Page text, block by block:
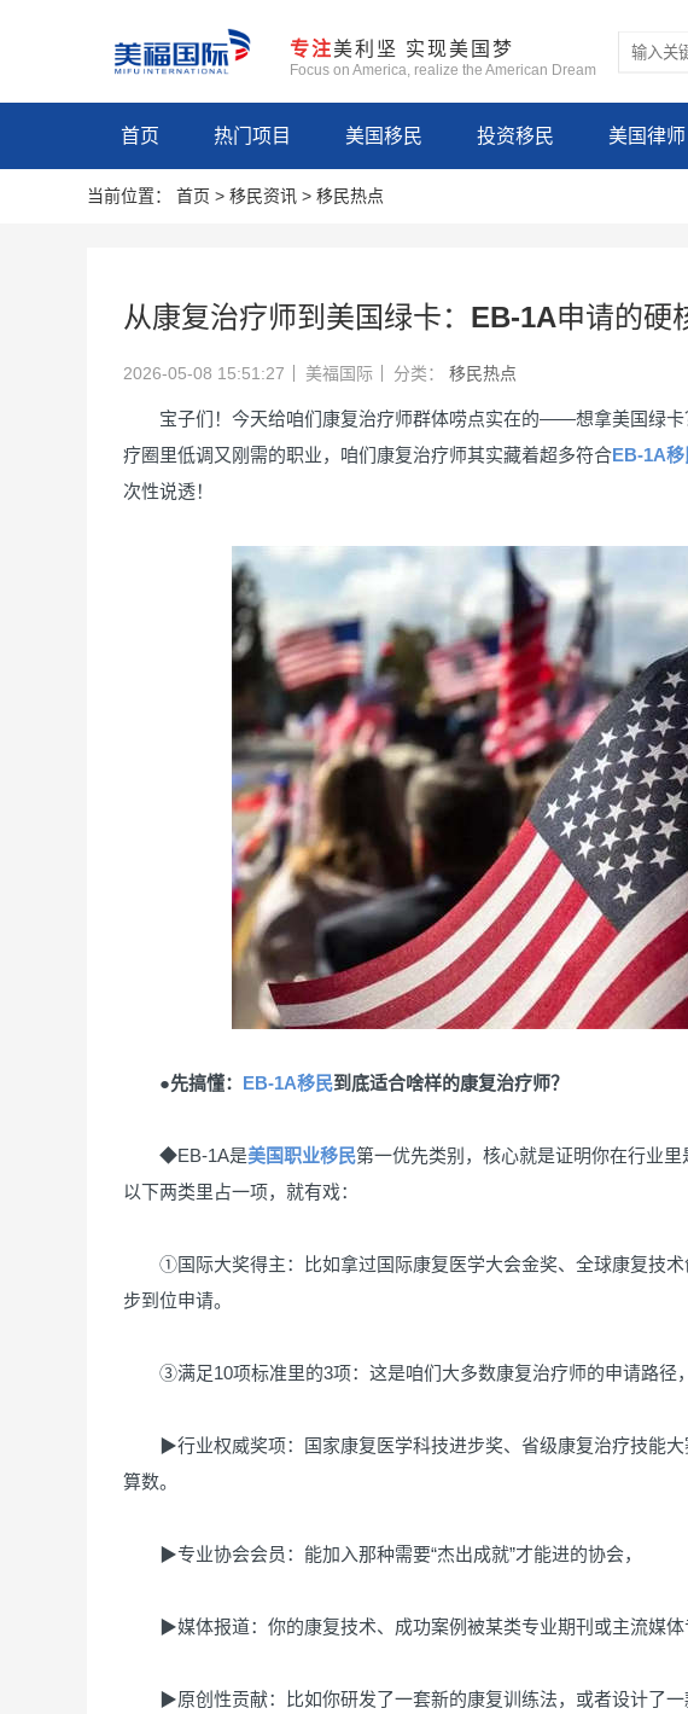
专注美利坚 实现美国梦
Focus on America, realize the American Dream
首页 热门项目 美国移民 投资移民 美国律师
当前位置： 首页 > 移民资讯 > 移民热点
从康复治疗师到美国绿卡：EB-1A申请的硬
2026-05-08 15:51:27 美福国际 分类： 移民热点
宝子们！今天给咱们康复治疗师群体唠点实在的——想拿美国绿卡
疗圈里低调又刚需的职业，咱们康复治疗师其实藏着超多符合EB-1A移
次性说透！
●先搞懂： EB-1A移民到底适合啥样的康复治疗师？
◆EB-1A是美国职业移民第一优先类别，核心就是证明你在行业
以下两类里占一项，就有戏：
①国际大奖得主：比如拿过国际康复医学大会金奖、全球康复技术
步到位申请。
③满足10项标准里的3项：这是咱们大多数康复治疗师的申请路径，
▶行业权威奖项：国家康复医学科技进步奖、省级康复治疗技能大
算数。
▶专业协会会员：能加入那种需要“杰出成就”才能进的协会，
▶媒体报道：你的康复技术、成功案例被某类专业期刊或主流媒体
▶原创性贡献：比如你研发了一套新的康复训练法，或者设计了一